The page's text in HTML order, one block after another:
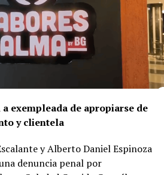
poco o nada les importa a las
al corazón del negocio
podría parecer un hecho aislado,
al negocio mismo de la red
Gustavo Timossi
reaccionado al temor de perder
a divergencias por la
exempleada de apropiarse de
y clientela
y Alberto Daniel Espinoza
denuncia penal por